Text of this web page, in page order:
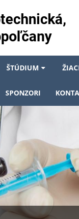
ŠTÚDIUM
SPONZORI